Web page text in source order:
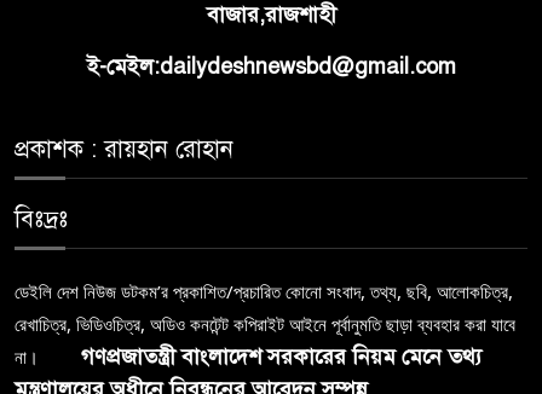
বাজার,রাজশাহী
ই-মেইল:dailydeshnewsbd@gmail.com
প্রকাশক : রায়হান রোহান
বিঃদ্রঃ
ডেইলি দেশ নিউজ ডটকম’র প্রকাশিত/প্রচারিত কোনো সংবাদ, তথ্য, ছবি, আলোকচিত্র,
রেখাচিত্র, ভিডিওচিত্র, অডিও কনটেন্ট কপিরাইট আইনে পূর্বানুমতি ছাড়া ব্যবহার করা যাবে
না।
গণপ্রজাতন্ত্রী বাংলাদেশ সরকারের নিয়ম মেনে তথ্য